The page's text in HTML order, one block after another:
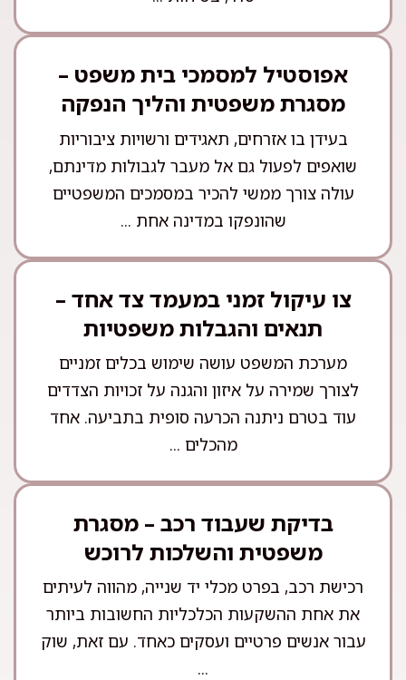
אפוסטיל למסמכי בית משפט –
מסגרת משפטית והליך הנפקה
בעידן בו אזרחים, תאגידים ורשויות ציבוריות
שואפים לפעול גם אל מעבר לגבולות מדינתם,
עולה צורך ממשי להכיר במסמכים המשפטיים
שהונפקו במדינה אחת ...
צו עיקול זמני במעמד צד אחד –
תנאים והגבלות משפטיות
מערכת המשפט עושה שימוש בכלים זמניים
לצורך שמירה על איזון והגנה על זכויות הצדדים
עוד בטרם ניתנה הכרעה סופית בתביעה. אחד
מהכלים ...
בדיקת שעבוד רכב – מסגרת
משפטית והשלכות לרוכש
רכישת רכב, בפרט מכלי יד שנייה, מהווה לעיתים
את אחת ההשקעות הכלכליות החשובות ביותר
עבור אנשים פרטיים ועסקים כאחד. עם זאת, שוק
...